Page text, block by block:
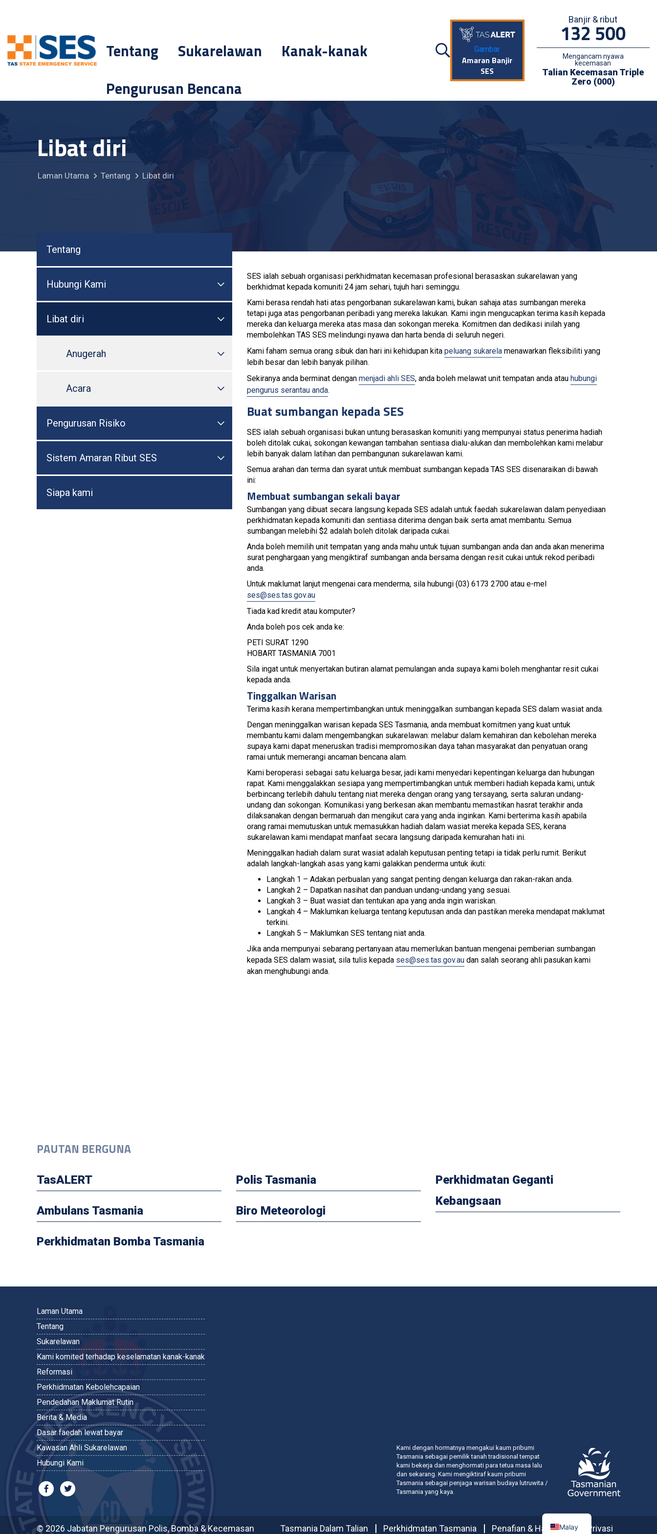
Tentang Sukarelawan
Kanak-kanak
Pengurusan Bencana
Gambar
Amaran Banjir
SES
Banjir & ribut
132 500
Mengancam nyawa
kecemasan
Talian Kecemasan Triple
Zero (000)
Libat diri
Laman Utama Tentang Libat diri
SES ialah sebuah organisasi perkhidmatan kecemasan profesional berasaskan sukarelawan yang
berkhidmat kepada komuniti 24 jam sehari, tujuh hari seminggu.
Kami berasa rendah hati atas pengorbanan sukarelawan kami, bukan sahaja atas sumbangan mereka
tetapi juga atas pengorbanan peribadi yang mereka lakukan. Kami ingin mengucapkan terima kasih kepada
mereka dan keluarga mereka atas masa dan sokongan mereka. Komitmen dan dedikasi inilah yang
membolehkan TAS SES melindungi nyawa dan harta benda di seluruh negeri.
Kami faham semua orang sibuk dan hari ini kehidupan kita peluang sukarela menawarkan fleksibiliti yang
lebih besar dan lebih banyak pilihan.
Sekiranya anda berminat dengan menjadi ahli SES, anda boleh melawat unit tempatan anda atau hubungi
pengurus serantau anda.
Buat sumbangan kepada SES
SES ialah sebuah organisasi bukan untung berasaskan komuniti yang mempunyai status penerima hadiah
boleh ditolak cukai, sokongan kewangan tambahan sentiasa dialu-alukan dan membolehkan kami melabur
lebih banyak dalam latihan dan pembangunan sukarelawan kami.
Semua arahan dan terma dan syarat untuk membuat sumbangan kepada TAS SES disenaraikan di bawah
ini:
Membuat sumbangan sekali bayar
Sumbangan yang dibuat secara langsung kepada SES adalah untuk faedah sukarelawan dalam penyediaan
perkhidmatan kepada komuniti dan sentiasa diterima dengan baik serta amat membantu. Semua
sumbangan melebihi $2 adalah boleh ditolak daripada cukai.
Anda boleh memilih unit tempatan yang anda mahu untuk tujuan sumbangan anda dan anda akan menerima
surat penghargaan yang mengiktiraf sumbangan anda bersama dengan resit cukai untuk rekod peribadi
anda.
Untuk maklumat lanjut mengenai cara menderma, sila hubungi (03) 6173 2700 atau e-mel
ses@ses.tas.gov.au
Tiada kad kredit atau komputer?
Anda boleh pos cek anda ke:
PETI SURAT 1290
HOBART TASMANIA 7001
Sila ingat untuk menyertakan butiran alamat pemulangan anda supaya kami boleh menghantar resit cukai
kepada anda.
Tinggalkan Warisan
Terima kasih kerana mempertimbangkan untuk meninggalkan sumbangan kepada SES dalam wasiat anda.
Dengan meninggalkan warisan kepada SES Tasmania, anda membuat komitmen yang kuat untuk
membantu kami dalam mengembangkan sukarelawan: melabur dalam kemahiran dan kebolehan mereka
supaya kami dapat meneruskan tradisi mempromosikan daya tahan masyarakat dan penyatuan orang
ramai untuk memerangi ancaman bencana alam.
Kami beroperasi sebagai satu keluarga besar, jadi kami menyedari kepentingan keluarga dan hubungan
rapat. Kami menggalakkan sesiapa yang mempertimbangkan untuk memberi hadiah kepada kami, untuk
berbincang terlebih dahulu tentang niat mereka dengan orang yang tersayang, serta saluran undang-
undang dan sokongan. Komunikasi yang berkesan akan membantu memastikan hasrat terakhir anda
dilaksanakan dengan bermaruah dan mengikut cara yang anda inginkan. Kami berterima kasih apabila
orang ramai memutuskan untuk memasukkan hadiah dalam wasiat mereka kepada SES, kerana
sukarelawan kami mendapat manfaat secara langsung daripada kemurahan hati ini.
Meninggalkan hadiah dalam surat wasiat adalah keputusan penting tetapi ia tidak perlu rumit. Berikut
adalah langkah-langkah asas yang kami galakkan penderma untuk ikuti:
Langkah 1 – Adakan perbualan yang sangat penting dengan keluarga dan rakan-rakan anda.
Langkah 2 – Dapatkan nasihat dan panduan undang-undang yang sesuai.
Langkah 3 – Buat wasiat dan tentukan apa yang anda ingin wariskan.
Langkah 4 – Maklumkan keluarga tentang keputusan anda dan pastikan mereka mendapat maklumat
terkini.
Langkah 5 – Maklumkan SES tentang niat anda.
Jika anda mempunyai sebarang pertanyaan atau memerlukan bantuan mengenai pemberian sumbangan
kepada SES dalam wasiat, sila tulis kepada ses@ses.tas.gov.au dan salah seorang ahli pasukan kami
akan menghubungi anda.
Tentang
Hubungi Kami Togol Menu

Libat diri Togol Menu

Anugerah Togol Menu

Acara Togol Menu

Pengurusan Risiko Togol Menu

Sistem Amaran Ribut SES Togol Menu

Siapa kami
PAUTAN BERGUNA
TasALERT
Ambulans Tasmania
Perkhidmatan Bomba Tasmania
Polis Tasmania
Biro Meteorologi
Perkhidmatan Geganti
Kebangsaan
Laman Utama
Tentang
Sukarelawan
Kami komited terhadap keselamatan kanak-kanak
Reformasi
Perkhidmatan Kebolehcapaian
Pendedahan Maklumat Rutin
Berita & Media
Dasar faedah lewat bayar
Kawasan Ahli Sukarelawan
Hubungi Kami
Kami dengan hormatnya mengakui kaum pribumi
Tasmania sebagai pemilik tanah tradisional tempat
kami bekerja dan menghormati para tetua masa lalu
dan sekarang. Kami mengiktiraf kaum pribumi
Tasmania sebagai penjaga warisan budaya lutruwita /
Tasmania yang kaya.
© 2026 Jabatan Pengurusan Polis, Bomba & Kecemasan Tasmania Dalam Talian Perkhidmatan Tasmania Penafian & Hak Cipta Privasi
Malay